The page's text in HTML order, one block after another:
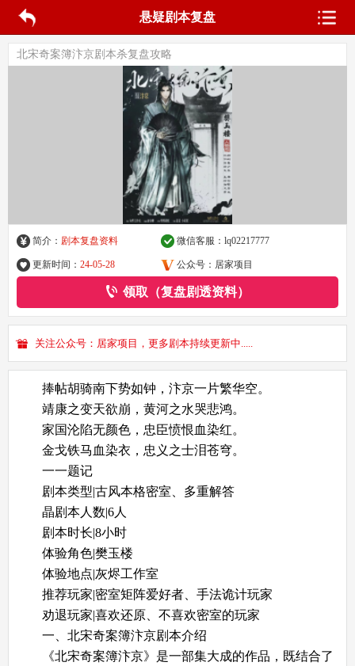
悬疑剧本复盘
北宋奇案簿汴京剧本杀复盘攻略
简介： 剧本复盘资料 微信客服：lq02217777
更新时间： 24-05-28 公众号：居家项目
领取（复盘剧透资料）
关注公众号：居家项目，更多剧本持续更新中.....
捧帖胡骑南下势如钟，汴京一片繁华空。
靖康之变天欲崩，黄河之水哭悲鸿。
家国沦陷无颜色，忠臣愤恨血染红。
金戈铁马血染衣，忠义之士泪苍穹。
一一题记
剧本类型|古风本格密室、多重解答
晶剧本人数|6人
剧本时长|8小时
体验角色|樊玉楼
体验地点|灰烬工作室
推荐玩家|密室矩阵爱好者、手法诡计玩家
劝退玩家|喜欢还原、不喜欢密室的玩家
一、 北宋奇案簿汴京剧本介绍
《北宋奇案簿汴京》是一部集大成的作品，既结合了